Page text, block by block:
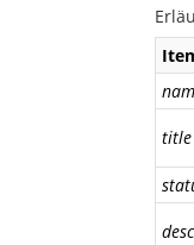
title